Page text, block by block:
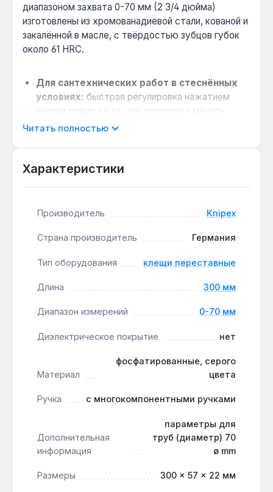
диапазоном захвата 0-70 мм (2 3/4 дюйма)
изготовлены из хромованадиевой стали, кованой и
закалённой в масле, с твёрдостью зубцов губок
около 61 HRC.
Для сантехнических работ в стеснённых
условиях: быстрая регулировка нажатием
кнопки прямо на детали позволяет менять
захват без снятия инструмента — удобно под
эффект самозатягивания и закалённые зубцы
Для интенсивного ежедневного
хромованадиевая сталь обеспечивают
циклах затяжки.
Безопасность при работе:
механизм
пальцев, а многокомпонентные ручки дают
Инструмент подходит для монтажа и демонтажа
трубопроводов, ремонта сантехники,
требуется надёжное удержание деталей.
доставка по Украине.
Подходит ли для работы с пластиковыми
Читать полностью
Характеристики
Производитель Knipex
Страна производитель Германия
Тип оборудования клещи переставные
Длина 300 мм
Диапазон измерений 0-70 мм
Диэлектрическое покрытие нет
Материал
фосфатированные, серого
цвета
Ручка с многокомпонентными ручками
Дополнительная
информация
параметры для
труб (диаметр) 70
ø mm
Размеры 300 × 57 × 22 мм